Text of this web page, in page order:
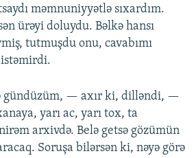
məmnuniyyətlə sıxardım.
ürəyi doluydu. Bəlkə hansı
tutmuşdu onu, cavabımı
istəmirdi.
gündüzüm, — axır ki, dilləndi, —
yarı ac, yarı tox, ta
arxivdə. Belə getsə gözümün
Soruşa bilərsən ki, nəyə görə